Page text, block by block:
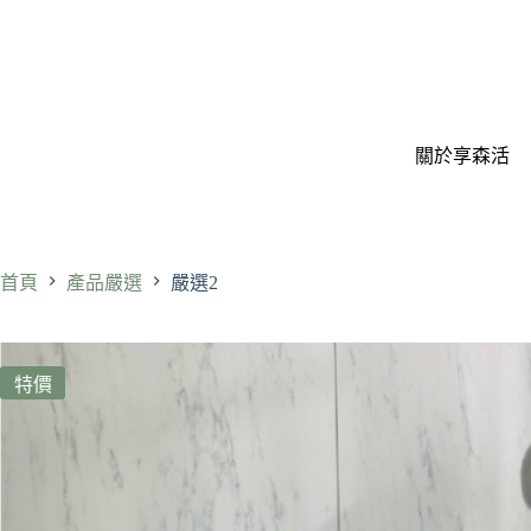
關於享森活
首頁 產品嚴選 嚴選2
特價